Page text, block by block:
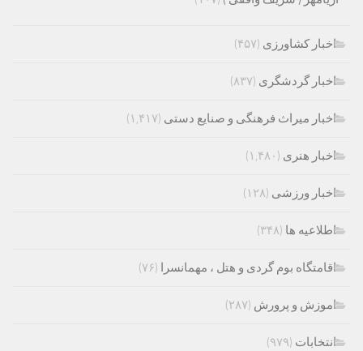
اخبار کشاورزی (۴۵۷)
اخبار گردشگری (۸۳۷)
اخبار میراث فرهنگی و صنایع دستی (۱,۴۱۷)
اخبار هنری (۱,۴۸۰)
اخبار ورزشی (۱۲۸)
اطلاعیه ها (۳۴۸)
اقامتگاه بوم گردی و هتل ، مهمانسرا (۷۶)
اموزش و پرورش (۲۸۷)
انتخابات (۹۷۹)